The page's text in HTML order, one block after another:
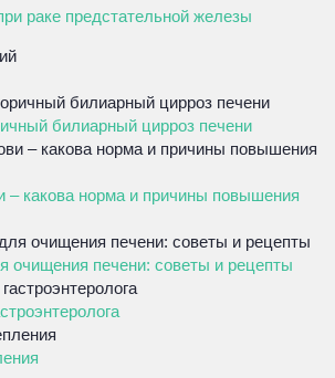
раке предстательной железы
билиарный цирроз печени
какова норма и причины повышения
очищения печени: советы и рецепты